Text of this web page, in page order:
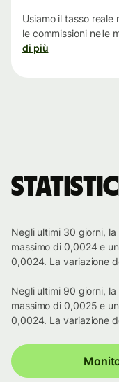
Usiamo il tasso
le commissioni nelle
di più
Negli ultimi 30 giorni,
massimo di 0,0024 e
0,0024. La variazione
Negli ultimi 90 giorni,
massimo di 0,0025 e
0,0024. La variazione